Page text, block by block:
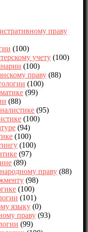
праву
(100)
учету (100)
(100)
праву (88)
(100)
(99)
(88)
(95)
(100)
(94)
(100)
(100)
(97)
(89)
праву (88)
(98)
(100)
(101)
языку (0)
праву (93)
(99)